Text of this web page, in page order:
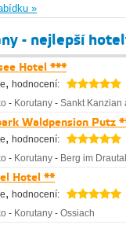
»
- nejlepší
Hotel ***
, hodnocení:
- Korutany - Sankt Kanzian
Waldpension Putz
, hodnocení:
- Korutany - Berg im Drautal
Hotel **
, hodnocení:
- Korutany - Ossiach